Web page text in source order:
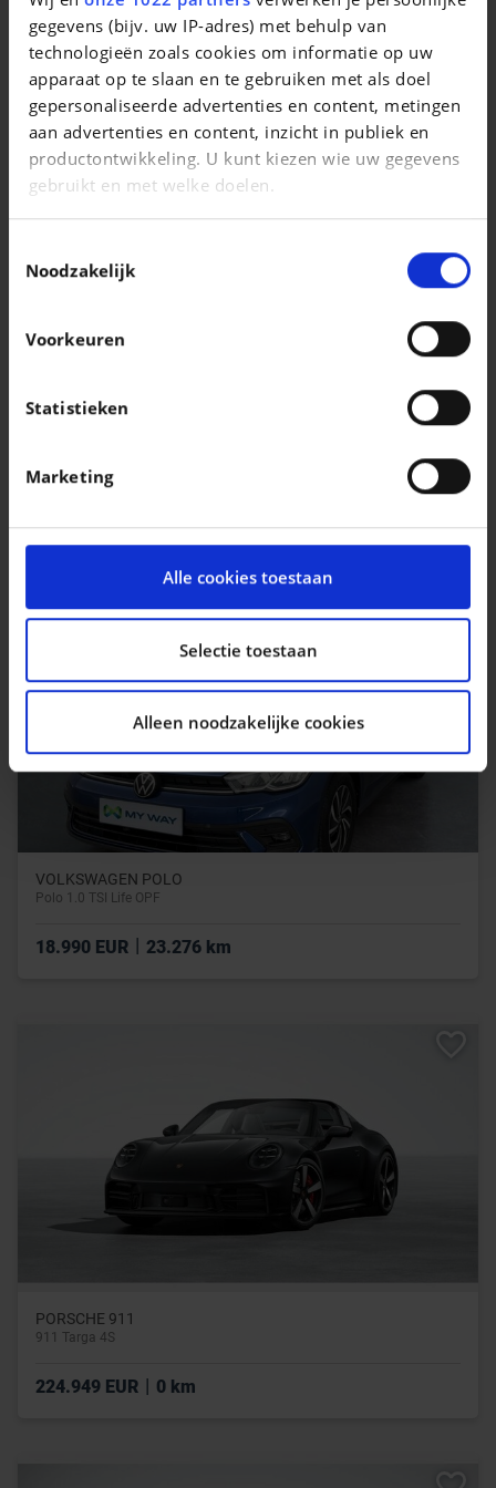
gegevens (bijv. uw IP-adres) met behulp van
technologieën zoals cookies om informatie op uw
apparaat op te slaan en te gebruiken met als doel
gepersonaliseerde advertenties en content, metingen
aan advertenties en content, inzicht in publiek en
productontwikkeling. U kunt kiezen wie uw gegevens
gebruikt en met welke doelen.
Informatie verzamelen over uw geografische
locatie, die tot een paar meter nauwkeurig kan zijn
Uw apparaat identificeren door het actief te
scannen op specifieke eigenschappen
Lees meer over hoe uw persoonlijke gegevens worden
detailgedeelte
in. U kunt uw toestemming op elk moment wijzigen of
intrekken in de Cookieverklaring.
personaliseren, om functies voor social media te
bieden en om ons websiteverkeer te analyseren. Ook
delen we informatie over uw gebruik van onze site met
onze partners voor social media, adverteren en
combineren met andere informatie die u aan ze heeft
verstrekt of die ze hebben verzameld op basis van uw
gebruik van hun services.
Noodzakelijk
Voorkeuren
Statistieken
Marketing
Alle cookies toestaan
Selectie toestaan
Alleen noodzakelijke cookies
144.911 EUR |
35 TFSI S-TRONIC 150pk / 19" / Carplay / GPS / C.C. / Keyless / PDC
VOLKSWAGEN POLO
Polo 1.0 TSI Life OPF
18.990 EUR | 23.276 km
PORSCHE 911
911 Targa 4S
224.949 EUR | 0 km